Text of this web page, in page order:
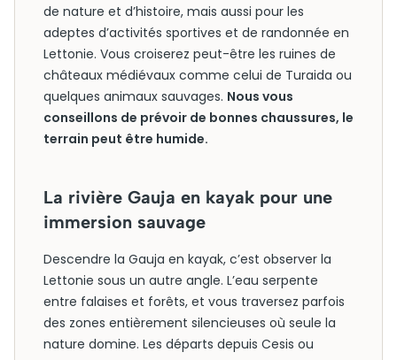
de nature et d’histoire, mais aussi pour les
adeptes d’activités sportives et de randonnée en
Lettonie. Vous croiserez peut-être les ruines de
châteaux médiévaux comme celui de Turaida ou
quelques animaux sauvages. Nous vous
conseillons de prévoir de bonnes chaussures, le
terrain peut être humide.
La rivière Gauja en kayak pour une
immersion sauvage
Descendre la Gauja en kayak, c’est observer la
Lettonie sous un autre angle. L’eau serpente
entre falaises et forêts, et vous traversez parfois
des zones entièrement silencieuses où seule la
nature domine. Les départs depuis Cesis ou